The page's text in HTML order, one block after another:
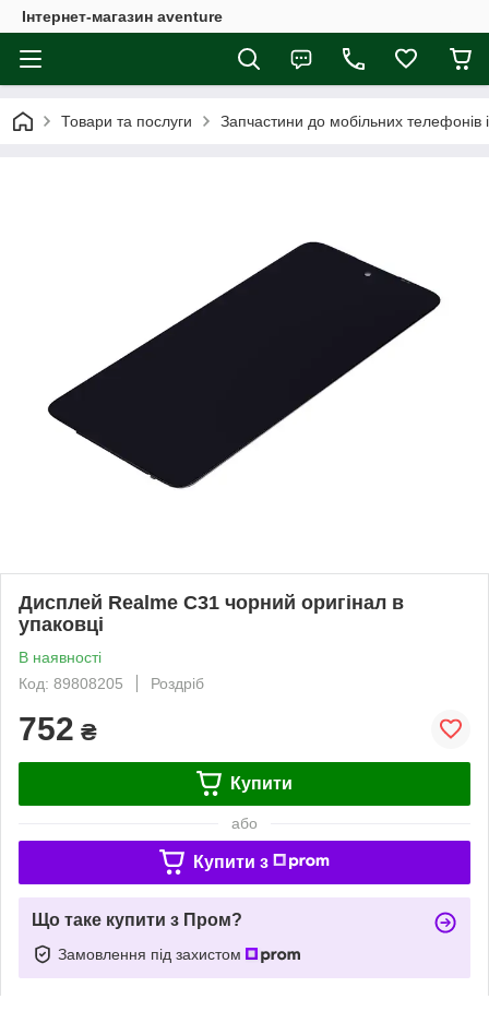
Інтернет-магазин aventure
Товари та послуги Запчастини до мобільних телефонів
Дисплей Realme C31 чорний оригінал в
упаковці
В наявності
Код: 89808205
Роздріб
752 ₴
Купити
або
Купити з
Що таке купити з Пром?
Замовлення під захистом